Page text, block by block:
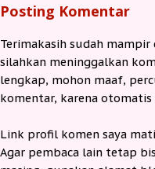
Posting Komentar
Terimakasih sudah
silahkan meninggalkan
lengkap, mohon maaf,
komentar, karena otomatis
Link profil komen saya
Agar pembaca lain tetap